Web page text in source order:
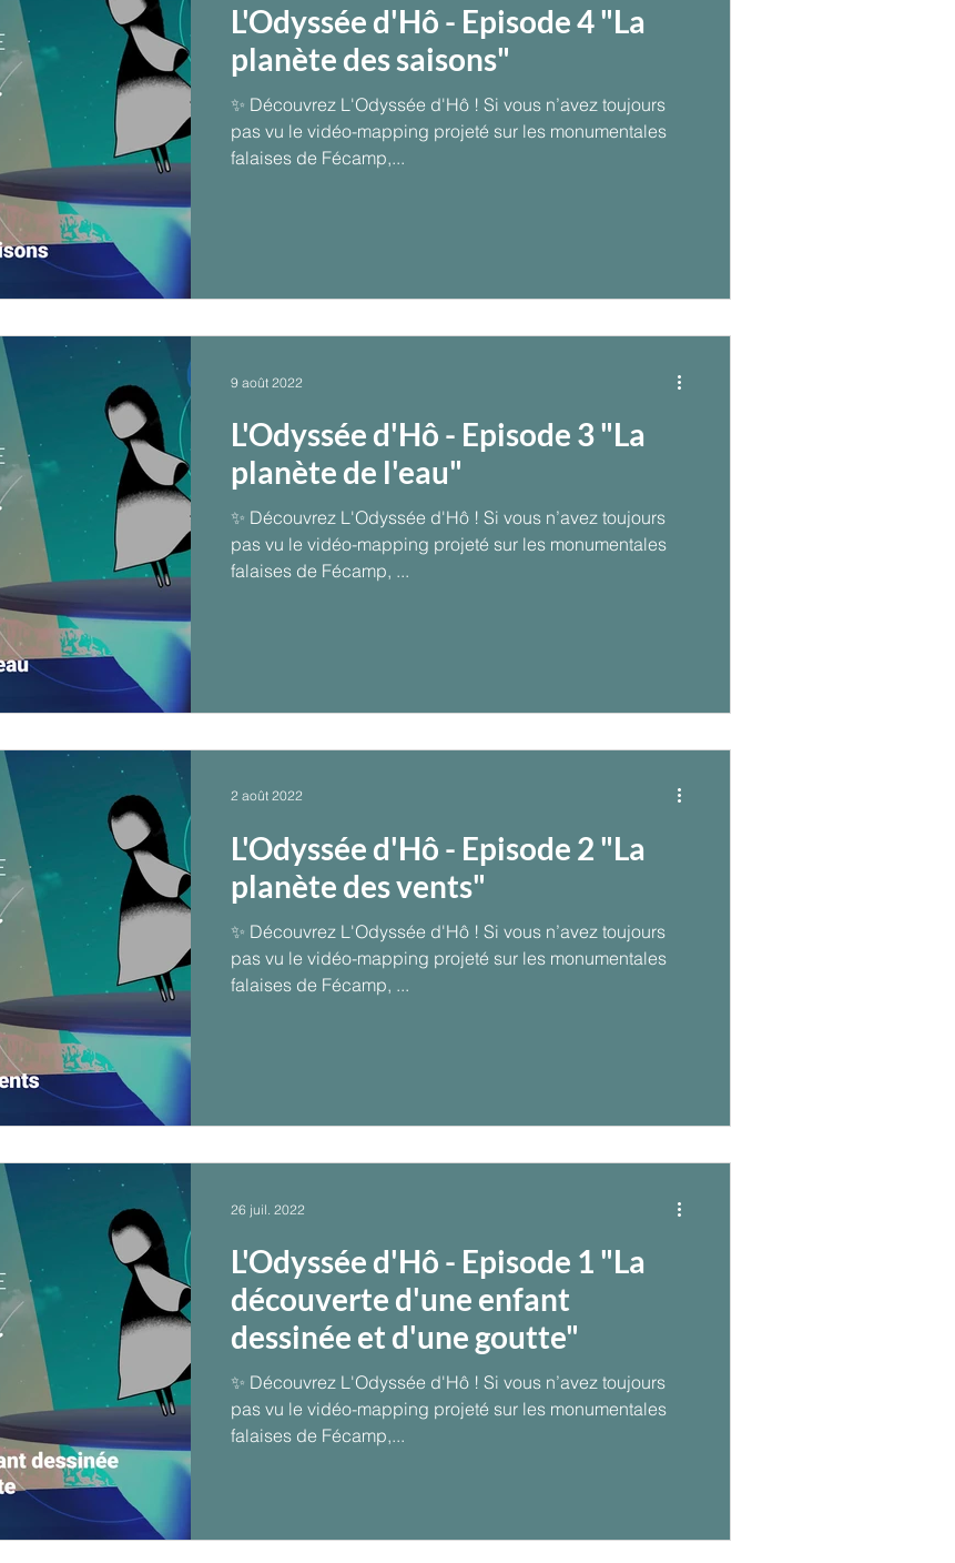
L'Odyssée d'Hô - Episode 4 "La
planète des saisons"
✨ Découvrez L'Odyssée d'Hô ! Si vous n’avez toujours
pas vu le vidéo-mapping projeté sur les monumentales
falaises de Fécamp,...
L'Odyssée d'Hô - Episode 3 "La
planète de l'eau"
✨ Découvrez L'Odyssée d'Hô ! Si vous n’avez toujours
pas vu le vidéo-mapping projeté sur les monumentales
falaises de Fécamp, ...
9 août 2022
L'Odyssée d'Hô - Episode 2 "La
planète des vents"
✨ Découvrez L'Odyssée d'Hô ! Si vous n’avez toujours
pas vu le vidéo-mapping projeté sur les monumentales
falaises de Fécamp, ...
2 août 2022
L'Odyssée d'Hô - Episode 1 "La
découverte d'une enfant
dessinée et d'une goutte"
✨ Découvrez L'Odyssée d'Hô ! Si vous n’avez toujours
pas vu le vidéo-mapping projeté sur les monumentales
falaises de Fécamp,...
26 juil. 2022